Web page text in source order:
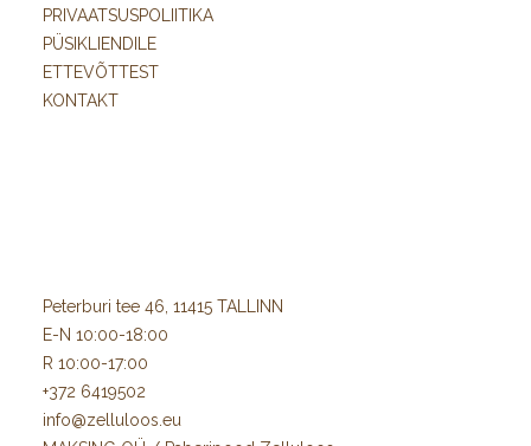
PRIVAATSUSPOLIITIKA
PÜSIKLIENDILE
ETTEVÕTTEST
KONTAKT
Peterburi tee 46, 11415 TALLINN
E-N 10:00-18:00
R 10:00-17:00
+372 6419502
info@zelluloos.eu